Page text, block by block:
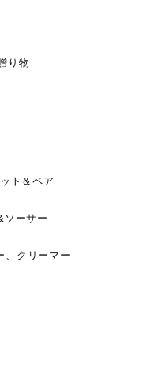
り物
ト＆ペア
ソーサー
、クリーマー